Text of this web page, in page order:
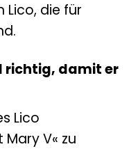
Lico, die für
richtig, damit er
Lico
V« zu